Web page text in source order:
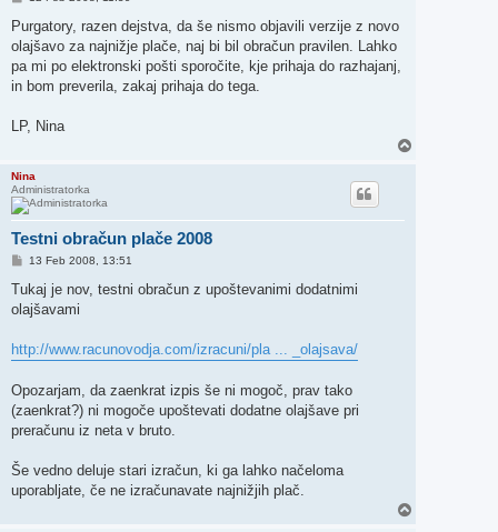
g
v
o
Purgatory, razen dejstva, da še nismo objavili verzije z novo
olajšavo za najnižje plače, naj bi bil obračun pravilen. Lahko
pa mi po elektronski pošti sporočite, kje prihaja do razhajanj,
in bom preverila, zakaj prihaja do tega.
LP, Nina
Nina
Administratorka
Testni obračun plače 2008
O
g
v
13 Feb 2008, 13:51
Tukaj je nov, testni obračun z upoštevanimi dodatnimi
olajšavami
http://www.racunovodja.com/izracuni/pla ... _olajsava/
Opozarjam, da zaenkrat izpis še ni mogoč, prav tako
(zaenkrat?) ni mogoče upoštevati dodatne olajšave pri
preračunu iz neta v bruto.
Še vedno deluje stari izračun, ki ga lahko načeloma
uporabljate, če ne izračunavate najnižjih plač.